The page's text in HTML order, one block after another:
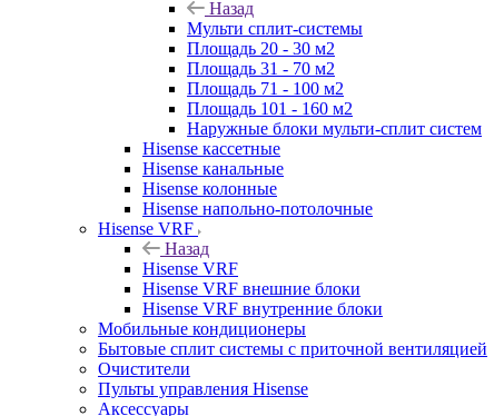
Назад
Мульти сплит-системы
Площадь 20 - 30 м2
Площадь 31 - 70 м2
Площадь 71 - 100 м2
Площадь 101 - 160 м2
Наружные блоки мульти-сплит систем
Hisense кассетные
Hisense канальные
Hisense колонные
Hisense напольно-потолочные
Hisense VRF
Назад
Hisense VRF
Hisense VRF внешние блоки
Hisense VRF внутренние блоки
Мобильные кондиционеры
Бытовые сплит системы с приточной вентиляцией
Очистители
Пульты управления Hisense
Аксессуары